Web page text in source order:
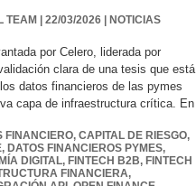
TEAM | 22/03/2026
NOTICIAS
por Celero, liderada por
clara de una tesis que está
datos financieros de las pymes
capa de infraestructura crítica. En
FINANCIERO, CAPITAL DE RIESGO,
, DATOS FINANCIEROS PYMES,
DIGITAL, FINTECH B2B, FINTECH
FINANCIERA,